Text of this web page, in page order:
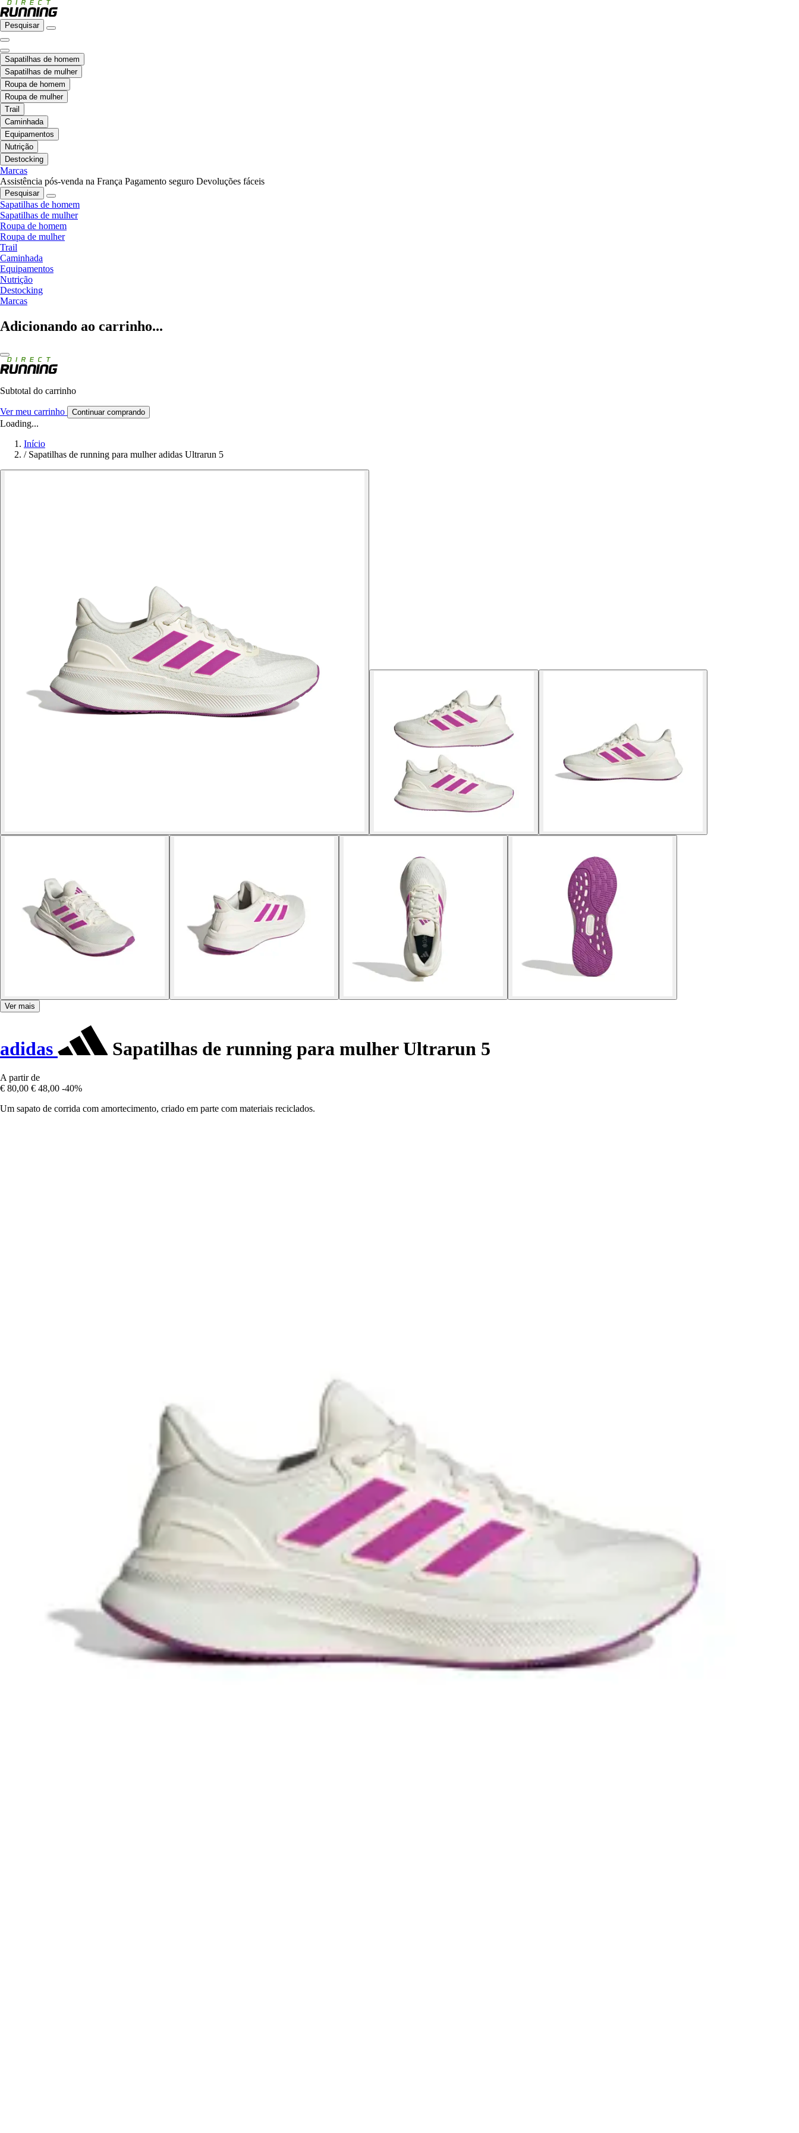
Pesquisar
Sapatilhas de homem
Sapatilhas de mulher
Roupa de homem
Roupa de mulher
Trail
Caminhada
Equipamentos
Nutrição
Destocking
Marcas
Assistência pós-venda na França Pagamento seguro Devoluções fáceis
Pesquisar
Sapatilhas de homem
Sapatilhas de mulher
Roupa de homem
Roupa de mulher
Trail
Caminhada
Equipamentos
Nutrição
Destocking
Marcas
Adicionando ao carrinho...
Subtotal do carrinho
Ver meu carrinho Continuar comprando
Loading...
Início
/ Sapatilhas de running para mulher adidas Ultrarun 5
Ver mais
adidas Sapatilhas de running para mulher Ultrarun 5
A partir de
€ 80,00 € 48,00 -40%
Um sapato de corrida com amortecimento, criado em parte com materiais reciclados.